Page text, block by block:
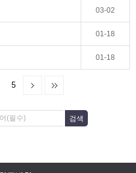
03-02
01-18
01-18
5